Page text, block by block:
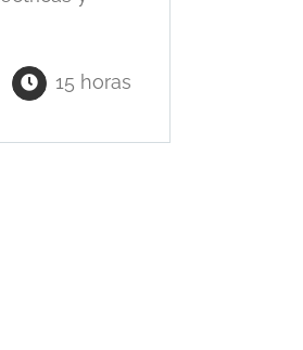
15 horas